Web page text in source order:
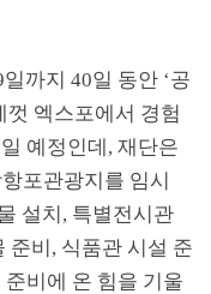
일까지 40일 동안 ‘공
껏 엑스포에서 경험
예정인데 , 재단은
포관광지를 임시
설치 , 특별전시관
준비 , 식품관 시설 준
비에 온 힘을 기울